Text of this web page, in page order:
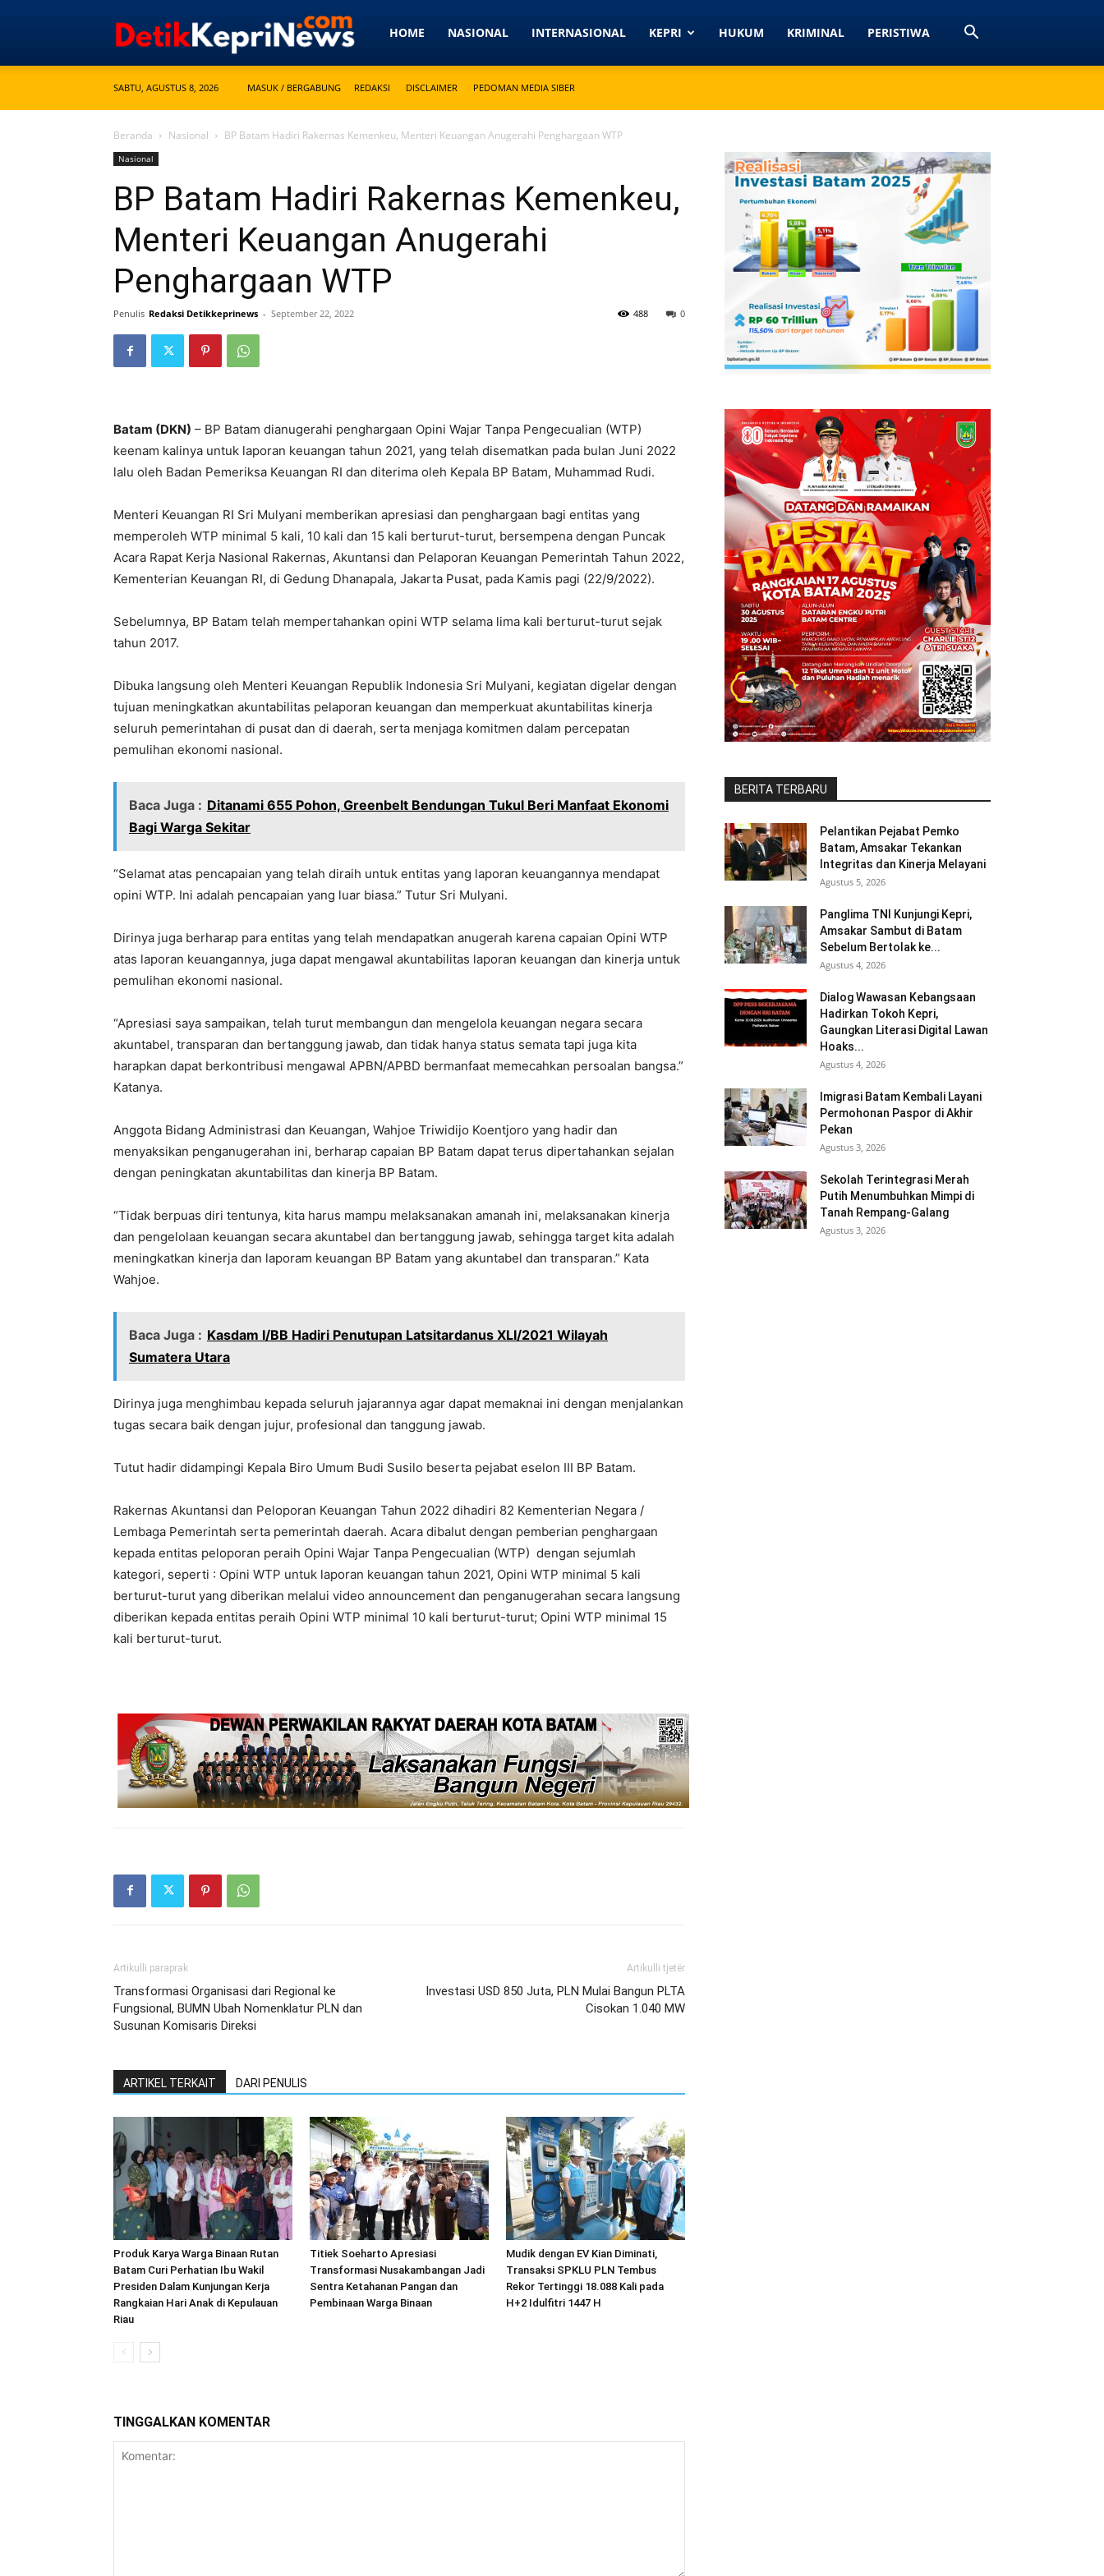
Detikkeprinews.com
HOME NASIONAL INTERNASIONAL KEPRI HUKUM KRIMINAL PERISTIWA
SABTU, AGUSTUS 8, 2026 MASUK / BERGABUNG REDAKSI DISCLAIMER PEDOMAN MEDIA SIBER
Beranda Nasional BP Batam Hadiri Rakernas Kemenkeu, Menteri Keuangan Anugerahi Penghargaan WTP
Nasional
BP Batam Hadiri Rakernas Kemenkeu,
Menteri Keuangan Anugerahi
Penghargaan WTP
Penulis Redaksi Detikkeprinews - September 22, 2022 0
488
Batam (DKN) – BP Batam dianugerahi penghargaan Opini Wajar Tanpa Pengecualian (WTP)
keenam kalinya untuk laporan keuangan tahun 2021, yang telah disematkan pada bulan Juni 2022
lalu oleh Badan Pemeriksa Keuangan RI dan diterima oleh Kepala BP Batam, Muhammad Rudi.
Menteri Keuangan RI Sri Mulyani memberikan apresiasi dan penghargaan bagi entitas yang
memperoleh WTP minimal 5 kali, 10 kali dan 15 kali berturut-turut, bersempena dengan Puncak
Acara Rapat Kerja Nasional Rakernas, Akuntansi dan Pelaporan Keuangan Pemerintah Tahun 2022,
Kementerian Keuangan RI, di Gedung Dhanapala, Jakarta Pusat, pada Kamis pagi (22/9/2022).
Sebelumnya, BP Batam telah mempertahankan opini WTP selama lima kali berturut-turut sejak
tahun 2017.
Dibuka langsung oleh Menteri Keuangan Republik Indonesia Sri Mulyani, kegiatan digelar dengan
tujuan meningkatkan akuntabilitas pelaporan keuangan dan memperkuat akuntabilitas kinerja
seluruh pemerintahan di pusat dan di daerah, serta menjaga komitmen dalam percepatan
pemulihan ekonomi nasional.
Baca Juga : Ditanami 655 Pohon, Greenbelt Bendungan Tukul Beri Manfaat Ekonomi
Bagi Warga Sekitar
“Selamat atas pencapaian yang telah diraih untuk entitas yang laporan keuangannya mendapat
opini WTP. Ini adalah pencapaian yang luar biasa.” Tutur Sri Mulyani.
Dirinya juga berharap para entitas yang telah mendapatkan anugerah karena capaian Opini WTP
atas laporan keuangannya, juga dapat mengawal akuntabilitas laporan keuangan dan kinerja untuk
pemulihan ekonomi nasional.
“Apresiasi saya sampaikan, telah turut membangun dan mengelola keuangan negara secara
akuntabel, transparan dan bertanggung jawab, dan tidak hanya status semata tapi juga kita
harapkan dapat berkontribusi mengawal APBN/APBD bermanfaat memecahkan persoalan bangsa.”
Katanya.
Anggota Bidang Administrasi dan Keuangan, Wahjoe Triwidijo Koentjoro yang hadir dan
menyaksikan penganugerahan ini, berharap capaian BP Batam dapat terus dipertahankan sejalan
dengan peningkatan akuntabilitas dan kinerja BP Batam.
“Tidak berpuas diri tentunya, kita harus mampu melaksanakan amanah ini, melaksanakan kinerja
dan pengelolaan keuangan secara akuntabel dan bertanggung jawab, sehingga target kita adalah
meningkatkan kinerja dan laporam keuangan BP Batam yang akuntabel dan transparan.” Kata
Wahjoe.
Baca Juga : Kasdam I/BB Hadiri Penutupan Latsitardanus XLI/2021 Wilayah
Sumatera Utara
Dirinya juga menghimbau kepada seluruh jajarannya agar dapat memaknai ini dengan menjalankan
tugas secara baik dengan jujur, profesional dan tanggung jawab.
Tutut hadir didampingi Kepala Biro Umum Budi Susilo beserta pejabat eselon III BP Batam.
Rakernas Akuntansi dan Peloporan Keuangan Tahun 2022 dihadiri 82 Kementerian Negara /
Lembaga Pemerintah serta pemerintah daerah. Acara dibalut dengan pemberian penghargaan
kepada entitas peloporan peraih Opini Wajar Tanpa Pengecualian (WTP) dengan sejumlah
kategori, seperti : Opini WTP untuk laporan keuangan tahun 2021, Opini WTP minimal 5 kali
berturut-turut yang diberikan melalui video announcement dan penganugerahan secara langsung
diberikan kepada entitas peraih Opini WTP minimal 10 kali berturut-turut; Opini WTP minimal 15
kali berturut-turut.
Artikulli paraprak
Transformasi Organisasi dari Regional ke
Fungsional, BUMN Ubah Nomenklatur PLN dan
Susunan Komisaris Direksi
Artikulli tjetër
Investasi USD 850 Juta, PLN Mulai Bangun PLTA
Cisokan 1.040 MW
ARTIKEL TERKAIT DARI PENULIS
Produk Karya Warga Binaan Rutan
Batam Curi Perhatian Ibu Wakil
Presiden Dalam Kunjungan Kerja
Rangkaian Hari Anak di Kepulauan
Riau
Titiek Soeharto Apresiasi
Transformasi Nusakambangan Jadi
Sentra Ketahanan Pangan dan
Pembinaan Warga Binaan
Mudik dengan EV Kian Diminati,
Transaksi SPKLU PLN Tembus
Rekor Tertinggi 18.088 Kali pada
H+2 Idulfitri 1447 H
TINGGALKAN KOMENTAR
BERITA TERBARU
Pelantikan Pejabat Pemko
Batam, Amsakar Tekankan
Integritas dan Kinerja Melayani
Agustus 5, 2026
Panglima TNI Kunjungi Kepri,
Amsakar Sambut di Batam
Sebelum Bertolak ke...
Agustus 4, 2026
Dialog Wawasan Kebangsaan
Hadirkan Tokoh Kepri,
Gaungkan Literasi Digital Lawan
Hoaks...
Agustus 4, 2026
Imigrasi Batam Kembali Layani
Permohonan Paspor di Akhir
Pekan
Agustus 3, 2026
Sekolah Terintegrasi Merah
Putih Menumbuhkan Mimpi di
Tanah Rempang-Galang
Agustus 3, 2026